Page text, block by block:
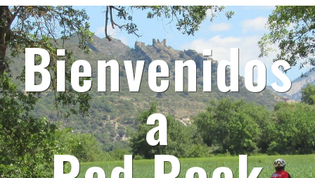
Red Rock Trails
Cycling and other adventures in the Spanish Pyrenees
Bienvenidos
a